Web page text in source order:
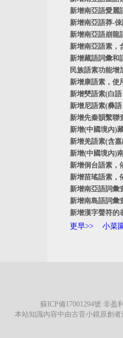
新增南亞語愛麗
新增南亞語莽-倈
新增南亞語崩龍
新增南亞語素，
新增藏語詞彙和
民族語素功能
新增康語素，使
新增僰語素(白
新增尼語素(彝
新增先秦韻繫聯
新增(中國境內)
新增羌語素(含
新增(中國境內)
新增侗台語素，
新增苗瑤語素，
新增南亞語詞彙
新增南島語詞彙
新增漢字聲符的
更早>> 小菜
蘇ICP備17001294號·非盈
本站知識內容中由古音小鏡原創